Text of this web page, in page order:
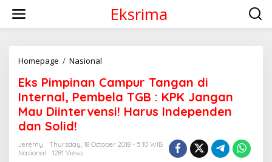
i
Eksrima
Homepage / Nasional
s
P
i
m
n
Eks Pimpinan Campur Tangan di
Internal, Pembela TGB : KPK Jangan
Mau Diintervensi! Harus Independen
dan Solid!
Jeremy
Thursday, 18 October 2018 - 5:10 WIB
Nasional
1281 Views